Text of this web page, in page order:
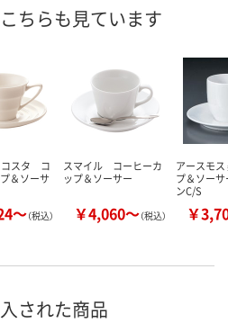
ちらも見ています
スタ コ
＆ソーサ
～（税込）
スマイル コーヒーカ
ップ＆ソーサー
￥4,060～（税込）
アースモ
プ＆ソー
ンC/S
￥
された商品